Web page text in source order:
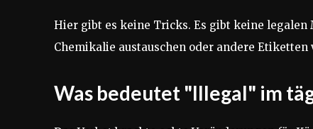
Hier gibt es keine Tricks. Es gibt keine
Chemikalie austauschen oder andere Etiketten
Was bedeutet "Illegal" im